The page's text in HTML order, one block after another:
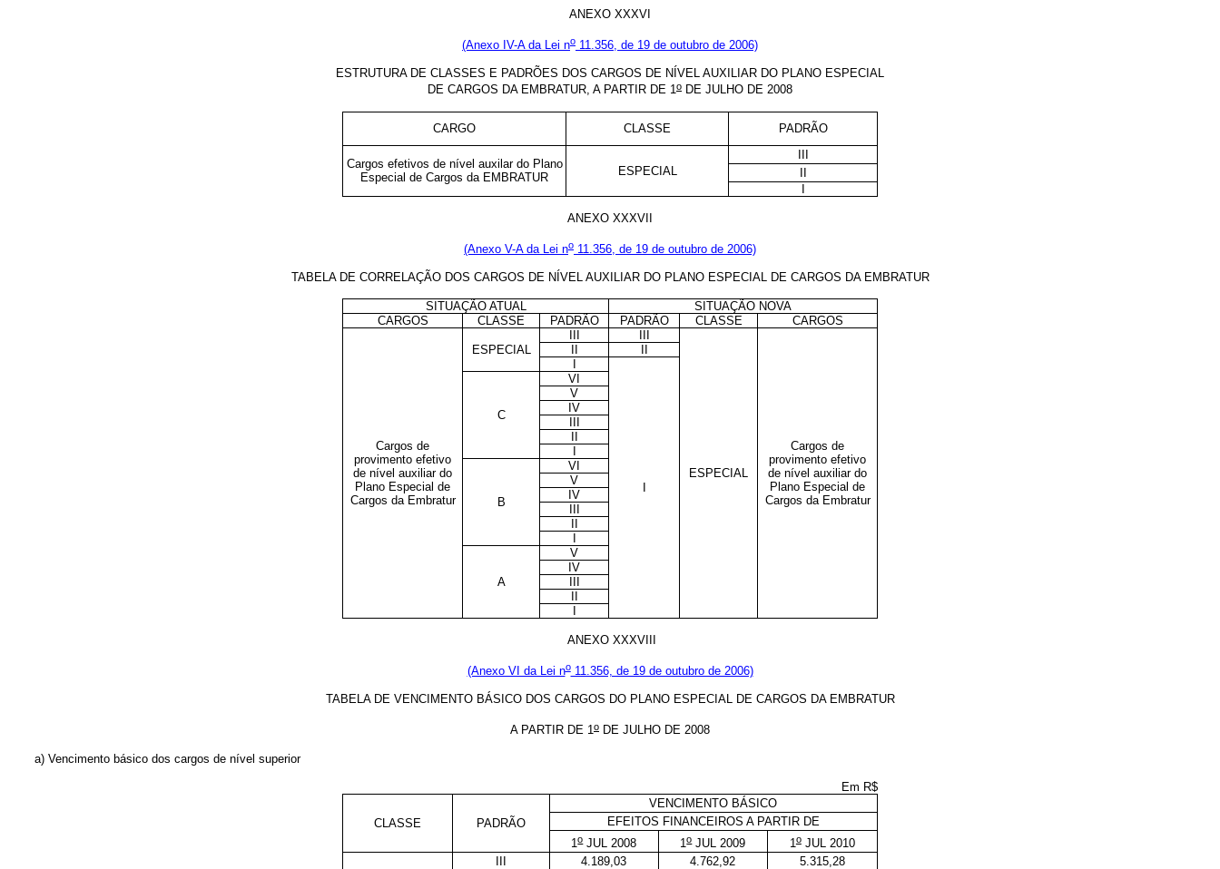
ANEXO XXXVI
(Anexo IV-A da Lei no 11.356, de 19 de outubro de 2006)
ESTRUTURA DE CLASSES E PADRÕES DOS CARGOS DE NÍVEL AUXILIAR DO PLANO ESPECIAL
DE CARGOS DA EMBRATUR, A PARTIR DE 1o DE JULHO DE 2008
CARGO CLASSE PADRÃO
Cargos efetivos de nível auxilar do Plano
Especial de Cargos da EMBRATUR
ESPECIAL
III
II
I
ANEXO XXXVII
(Anexo V-A da Lei no 11.356, de 19 de outubro de 2006)
TABELA DE CORRELAÇÃO DOS CARGOS DE NÍVEL AUXILIAR DO PLANO ESPECIAL DE CARGOS DA EMBRATUR
SITUAÇÃO ATUAL
SITUAÇÃO NOVA
CARGOS
CLASSE PADRÃO PADRÃO CLASSE CARGOS
Cargos de
provimento efetivo
de nível auxiliar do
Plano Especial de
Cargos da Embratur
ESPECIAL
ESPECIAL
Cargos de
provimento efetivo
de nível auxiliar do
Plano Especial de
Cargos da Embratur
C
VI
V
IV
B
VI
V
IV
A
V
IV
ANEXO XXXVIII
(Anexo VI da Lei no11.356, de 19 de outubro de 2006)
TABELA DE VENCIMENTO BÁSICO DOS CARGOS DO PLANO ESPECIAL DE CARGOS DA EMBRATUR
A PARTIR DE 1o DE JULHO DE 2008
a) Vencimento básico dos cargos de nível superior
Em R$
CLASSE PADRÃO
VENCIMENTO BÁSICO
EFEITOS FINANCEIROS A PARTIR DE
1oJUL 2008 1oJUL 2009 1oJUL 2010
III 4.189,03 4.762,92
5.315,28